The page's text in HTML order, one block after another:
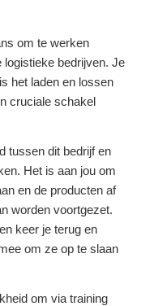
om te werken
logistieke bedrijven. Je
het laden en lossen
cruciale schakel
tussen dit bedrijf en
Het is aan jou om
en de producten af
worden voortgezet.
keer je terug en
om ze op te slaan
om via training